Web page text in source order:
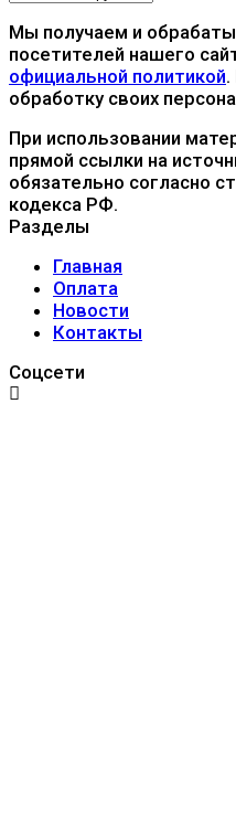
Мы получаем и
посетителей нашего
официальной политикой.
обработку своих
При использовании
прямой ссылки на
обязательно согласно
кодекса РФ.
Разделы
Главная
Оплата
Новости
Контакты
Соцсети